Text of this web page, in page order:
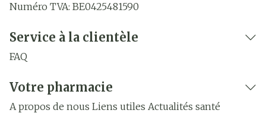
Numéro TVA: BE0425481590
Service à la clientèle
FAQ
Votre pharmacie
A propos de nous Liens utiles Actualités santé